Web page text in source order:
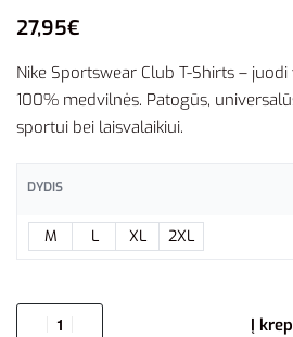
27,95€
Nike Sportswear Club T-Shirts –
100% medvilnės. Patogūs,
sportui bei laisvalaikiui.
DYDIS
M L XL 2XL
Į